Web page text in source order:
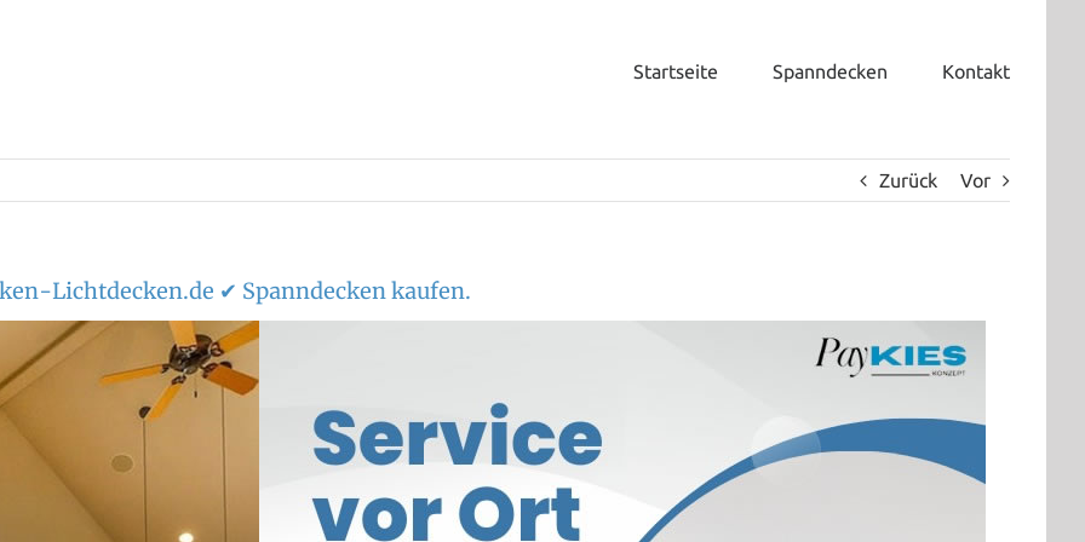
Startseite Spanndecken Kontakt
Zurück Vor
Lichtdecken.de ✔ Spanndecken kaufen.